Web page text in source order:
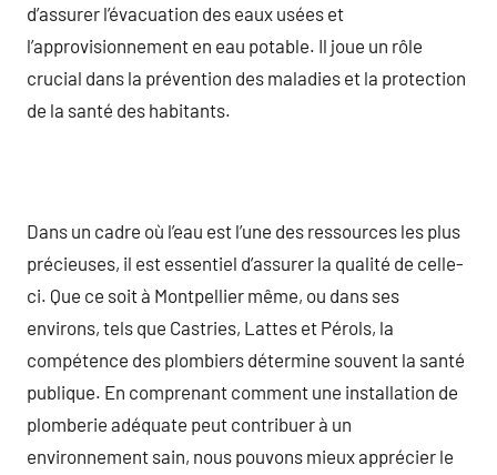
d’assurer l’évacuation des eaux usées et
l’approvisionnement en eau potable. Il joue un rôle
crucial dans la prévention des maladies et la protection
de la santé des habitants.
Dans un cadre où l’eau est l’une des ressources les plus
précieuses, il est essentiel d’assurer la qualité de celle-
ci. Que ce soit à Montpellier même, ou dans ses
environs, tels que Castries, Lattes et Pérols, la
compétence des plombiers détermine souvent la santé
publique. En comprenant comment une installation de
plomberie adéquate peut contribuer à un
environnement sain, nous pouvons mieux apprécier le